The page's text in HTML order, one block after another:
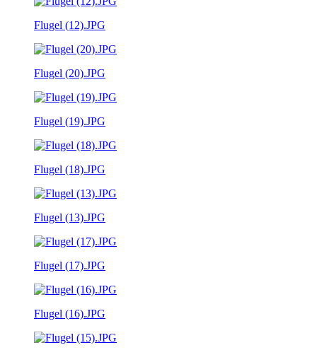
Flugel (12).JPG
Flugel (20).JPG
Flugel (19).JPG
Flugel (18).JPG
Flugel (13).JPG
Flugel (17).JPG
Flugel (16).JPG